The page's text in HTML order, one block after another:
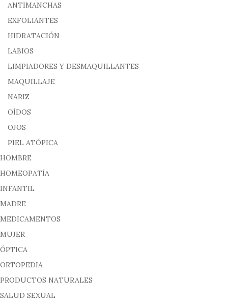
ANTIMANCHAS
EXFOLIANTES
HIDRATACIÓN
LABIOS
LIMPIADORES Y DESMAQUILLANTES
MAQUILLAJE
NARIZ
OÍDOS
OJOS
PIEL ATÓPICA
HOMBRE
HOMEOPATÍA
INFANTIL
MADRE
MEDICAMENTOS
MUJER
ÓPTICA
ORTOPEDIA
PRODUCTOS NATURALES
SALUD SEXUAL